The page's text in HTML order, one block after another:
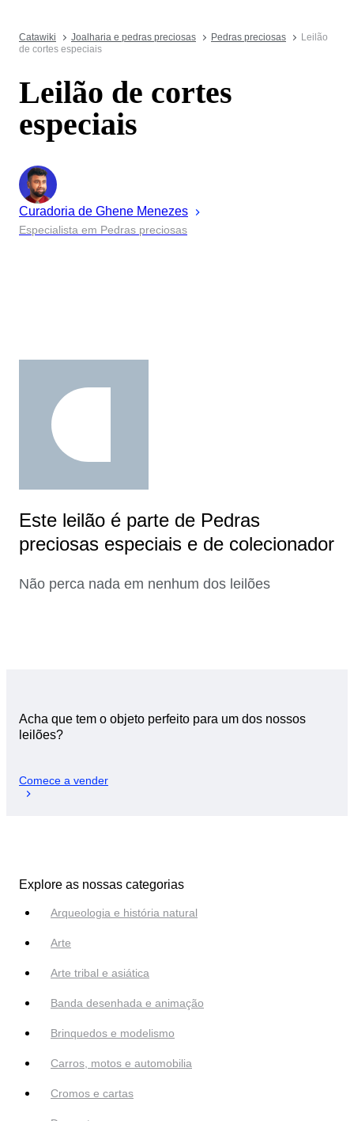
Catawiki Joalharia e pedras preciosas Pedras preciosas
Leilão
de cortes especiais
Leilão de cortes
especiais
Curadoria de Ghene Menezes
Especialista em Pedras preciosas
Este leilão é parte de Pedras
preciosas especiais e de colecionador
Não perca nada em nenhum dos leilões
Acha que tem o objeto perfeito para um dos nossos
leilões?
Comece a vender
Explore as nossas categorias
Arqueologia e história natural
Arte
Arte tribal e asiática
Banda desenhada e animação
Brinquedos e modelismo
Carros, motos e automobilia
Cromos e cartas